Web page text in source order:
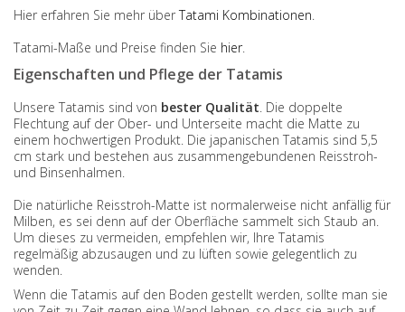
Hier erfahren Sie mehr überTatami Kombinationen
Tatami-Maße und Preise finden Sie hier.
Eigenschaften und Pflege der Tatamis
Unsere Tatamis sind von bester Qualität . Die doppelte
Flechtung auf der Ober- und Unterseite macht die Matte zu
einem hochwertigen Produkt. Die japanischen Tatamis sind 5,5
cm stark und bestehen aus zusammengebundenen Reisstroh-
und Binsenhalmen.
Die natürliche Reisstroh-Matte ist normalerweise nicht anfällig für
Milben, es sei denn auf der Oberfläche sammelt sich Staub an.
Um dieses zu vermeiden, empfehlen wir, Ihre Tatamis
regelmäßig abzusaugen und zu lüften sowie gelegentlich zu
wenden.
Wenn die Tatamis auf den Boden gestellt werden, sollte man sie